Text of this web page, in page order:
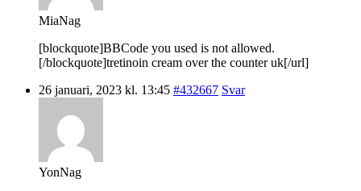
MiaNag
[blockquote]BBCode you used is not allowed.
[/blockquote]tretinoin cream over the counter uk[/url]
26 januari, 2023 kl. 13:45 #432667 Svar
YonNag